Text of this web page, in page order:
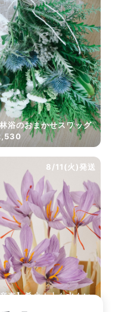
浴のおまかせスワッグ
8/11(火)発送
直】希少！土も水もい